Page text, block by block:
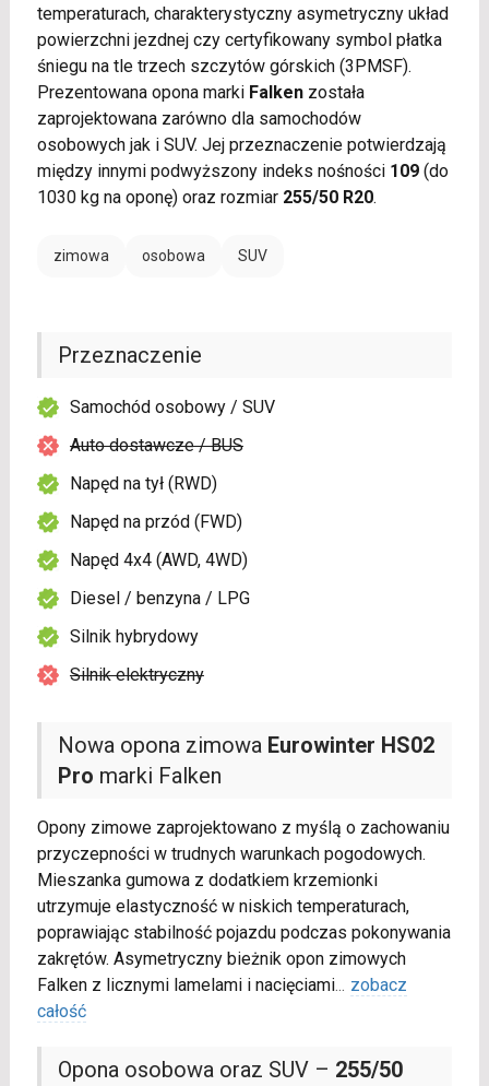
temperaturach, charakterystyczny asymetryczny układ
powierzchni jezdnej czy certyfikowany symbol płatka
śniegu na tle trzech szczytów górskich (3PMSF).
Prezentowana opona marki Falkenzostała
zaprojektowana zarówno dla samochodów
osobowych jak i SUV. Jej przeznaczenie potwierdzają
między innymi podwyższony indeks nośności 109(do
1030 kg na oponę) oraz rozmiar 255/50 R20.
zimowa osobowa SUV
Nowa opona zimowa Eurowinter HS02
Pro marki Falken
Opony zimowe zaprojektowano z myślą o zachowaniu
przyczepności w trudnych warunkach pogodowych.
Mieszanka gumowa z dodatkiem krzemionki
utrzymuje elastyczność w niskich temperaturach,
poprawiając stabilność pojazdu podczas pokonywania
zakrętów. Asymetryczny bieżnik opon zimowych
Falken z licznymi lamelami i nacięciami... zobacz
całość
Opona osobowa oraz SUV – 255/50
Przeznaczenie
Samochód osobowy / SUV
Auto dostawcze / BUS
Napęd na tył (RWD)
Napęd na przód (FWD)
Napęd 4x4 (AWD, 4WD)
Diesel / benzyna / LPG
Silnik hybrydowy
Silnik elektryczny